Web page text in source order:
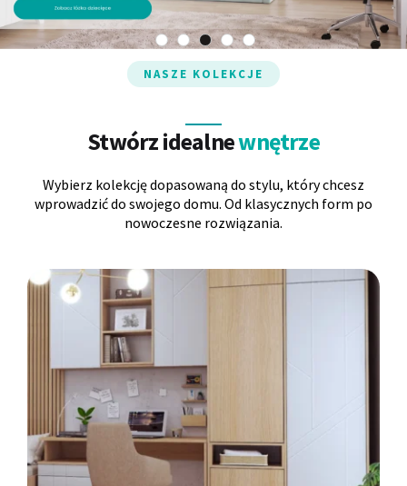
NASZE KOLEKCJE
Stwórz idealnewnętrze
Wybierz kolekcję dopasowaną do stylu, który chcesz
wprowadzić do swojego domu. Od klasycznych form po
nowoczesne rozwiązania.
Wolnostojące Stylowe
Skandynawskie
Komoda
Regał Szafka RTV
Panele ścienne Poduchy
Wszystkie dodatki